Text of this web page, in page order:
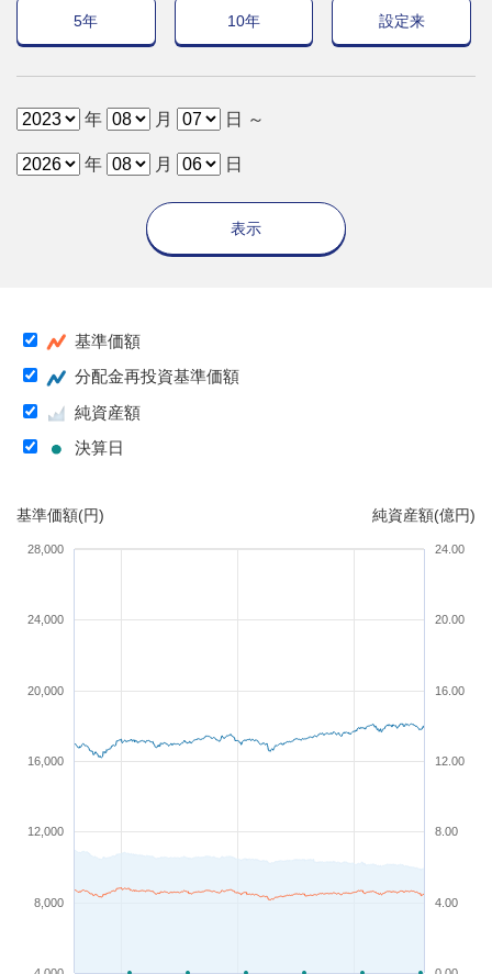
5年 10年 設定来
年 月 日 ～
年 月 日
表示
基準価額
分配金再投資基準価額
純資産額
決算日
基準価額(円) 純資産額(億円)
8,000
12,000
16,000
20,000
24,000
28,000
20.00
4.00
8.00
12.00
16.00
24.00